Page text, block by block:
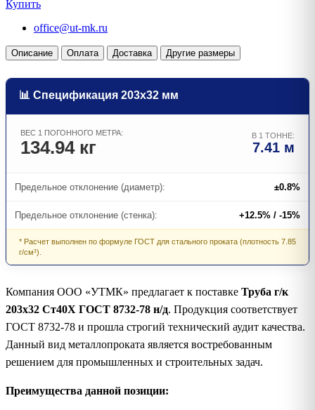
Купить
office@ut-mk.ru
Описание Оплата Доставка Другие размеры
📊 Спецификация 203х32 мм
ВЕС 1 ПОГОННОГО МЕТРА:
134.94 кг
В 1 ТОННЕ:
7.41 м
Предельное отклонение (диаметр): ±0.8%
Предельное отклонение (стенка): +12.5% / -15%
* Расчет выполнен по формуле ГОСТ для стального проката (плотность 7.85
г/см³).
Компания ООО «УТМК» предлагает к поставке Труба г/к
203х32 Ст40Х ГОСТ 8732-78 н/д. Продукция соответствует
ГОСТ 8732-78 и прошла строгий технический аудит качества.
Данный вид металлопроката является востребованным
решением для промышленных и строительных задач.
Преимущества данной позиции: